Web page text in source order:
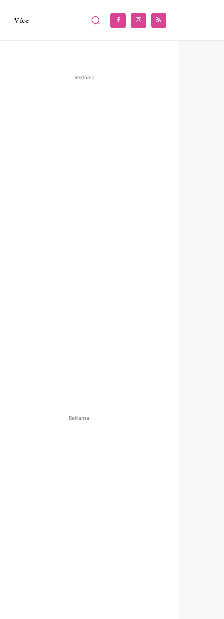
Více
Reklama
Reklama